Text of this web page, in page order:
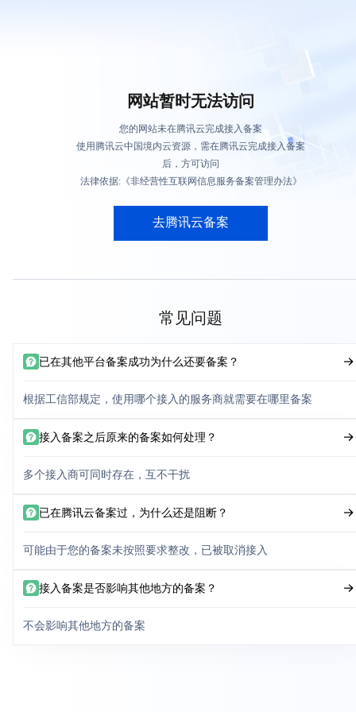
网站暂时无法访问
您的网站未在腾讯云完成接入备案
使用腾讯云中国境内云资源，需在腾讯云完成接入备案
后，方可访问
法律依据:《非经营性互联网信息服务备案管理办法》
去腾讯云备案
常见问题
已在其他平台备案成功为什么还要备案？
根据工信部规定，使用哪个接入的服务商就需要在哪里备案
接入备案之后原来的备案如何处理？
多个接入商可同时存在，互不干扰
已在腾讯云备案过，为什么还是阻断？
可能由于您的备案未按照要求整改，已被取消接入
接入备案是否影响其他地方的备案？
不会影响其他地方的备案